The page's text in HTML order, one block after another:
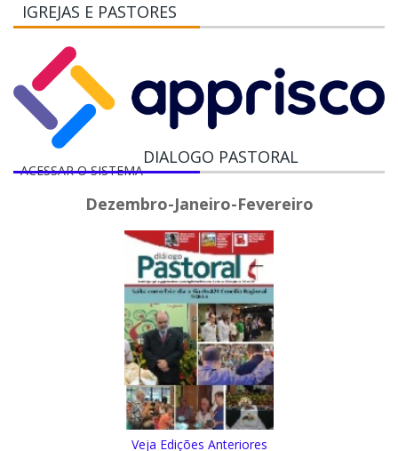
IGREJAS E PASTORES
ACESSAR O SISTEMA
DIALOGO PASTORAL
Dezembro-Janeiro-Fevereiro
Veja Edições Anteriores